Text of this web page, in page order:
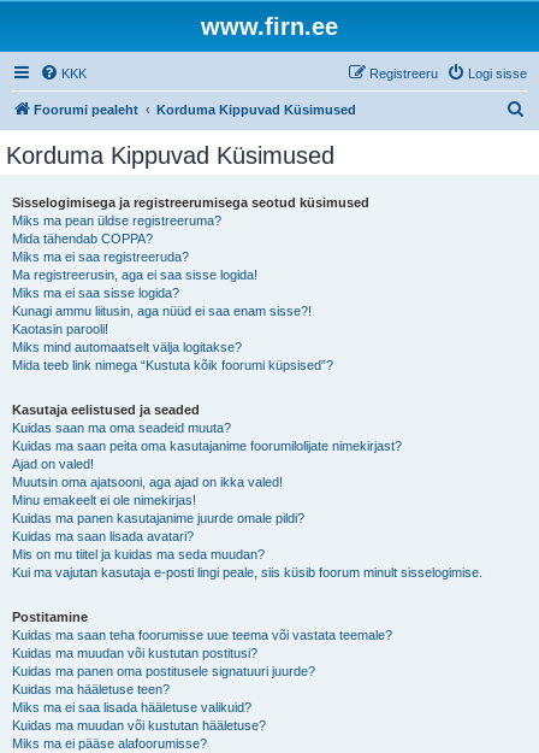
www.firn.ee
KKK Logi sisse
Registreeru
Foorumi pealeht Korduma Kippuvad Küsimused
Korduma Kippuvad Küsimused
Sisselogimisega ja registreerumisega seotud küsimused
Miks ma pean üldse registreeruma?
Mida tähendab COPPA?
Miks ma ei saa registreeruda?
Ma registreerusin, aga ei saa sisse logida!
Miks ma ei saa sisse logida?
Kunagi ammu liitusin, aga nüüd ei saa enam sisse?!
Kaotasin parooli!
Miks mind automaatselt välja logitakse?
Mida teeb link nimega “Kustuta kõik foorumi küpsised”?
Kasutaja eelistused ja seaded
Kuidas saan ma oma seadeid muuta?
Kuidas ma saan peita oma kasutajanime foorumilolijate nimekirjast?
Ajad on valed!
Muutsin oma ajatsooni, aga ajad on ikka valed!
Minu emakeelt ei ole nimekirjas!
Kuidas ma panen kasutajanime juurde omale pildi?
Kuidas ma saan lisada avatari?
Mis on mu tiitel ja kuidas ma seda muudan?
Kui ma vajutan kasutaja e-posti lingi peale, siis küsib foorum minult sisselogimise.
Postitamine
Kuidas ma saan teha foorumisse uue teema või vastata teemale?
Kuidas ma muudan või kustutan postitusi?
Kuidas ma panen oma postitusele signatuuri juurde?
Kuidas ma hääletuse teen?
Miks ma ei saa lisada hääletuse valikuid?
Kuidas ma muudan või kustutan hääletuse?
Miks ma ei pääse alafoorumisse?